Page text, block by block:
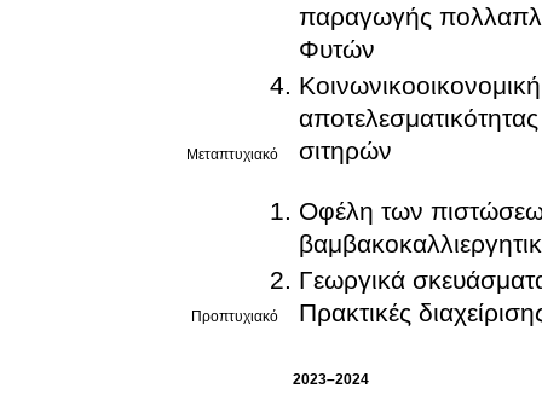
Μεταπτυχιακό
παραγωγής
Φυτών
σιτηρών
Προπτυχιακό
Οφέλη των
Γεωργικά
Πρακτικές
2023–2024